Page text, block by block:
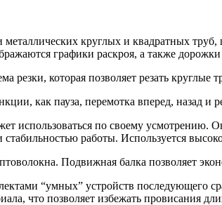
металлических круглых и квадратных
графики раскроя, а также
резки, которая позволяет резать
как пауза, перемотка вперед, назад и
использоваться по своему усмотрению.
работы. Используется
Подвижная балка позволяет
“умных” устройств последующего
что позволяет избежать провисания